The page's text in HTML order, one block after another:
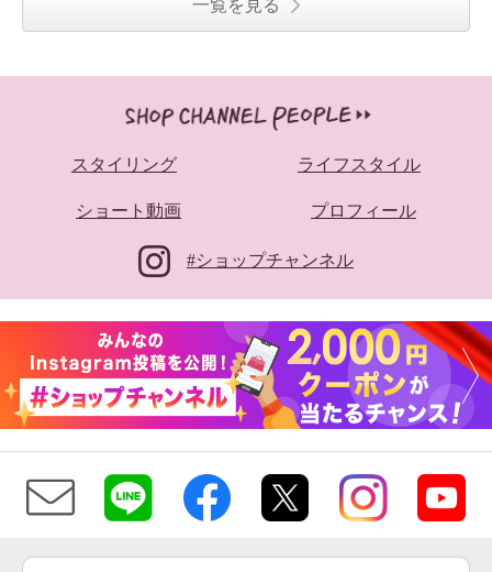
一覧を見る
スタイリング ライフスタイル
ショート動画 プロフィール
#ショップチャンネル